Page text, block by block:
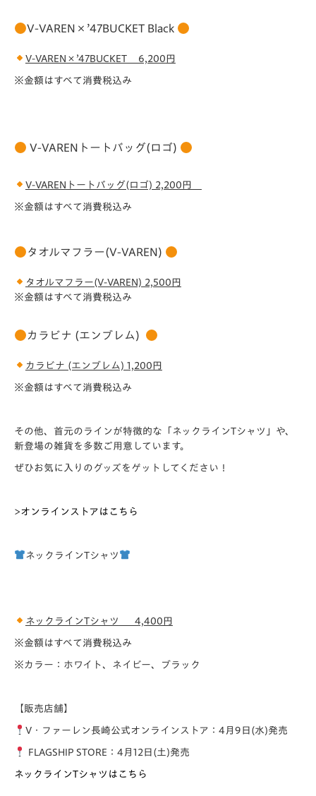
V-VAREN×’47BUCKET Black
V-VAREN×’47BUCKET 6,200 円
※金額はすべて消費税込み
V-VARENトートバッグ(ロゴ)
V-VAREN トートバッグ(ロゴ) 2,200円
※金額はすべて消費税込み
タオルマフラー(V-VAREN)
タオルマフラー(V-VAREN) 2,500円
※金額はすべて消費税込み
カラビナ (エンブレム)
カラビナ (エンブレム) 1,200円
※金額はすべて消費税込み
その他、首元のラインが特徴的な「ネックラインTシャツ」や、
新登場の雑貨を多数ご用意しています。
ぜひお気に入りのグッズをゲットしてください！
>オンラインストアはこちら
ネックラインTシャツ
ネックラインTシャツ 4,400円
※金額はすべて消費税込み
※カラー：ホワイト、ネイビー、ブラック
【販売店舗】
V・ファーレン長崎公式オンラインストア：4月9日(水)発売
FLAGSHIP STORE：4月12日(土)発売
ネックラインTシャツはこちら